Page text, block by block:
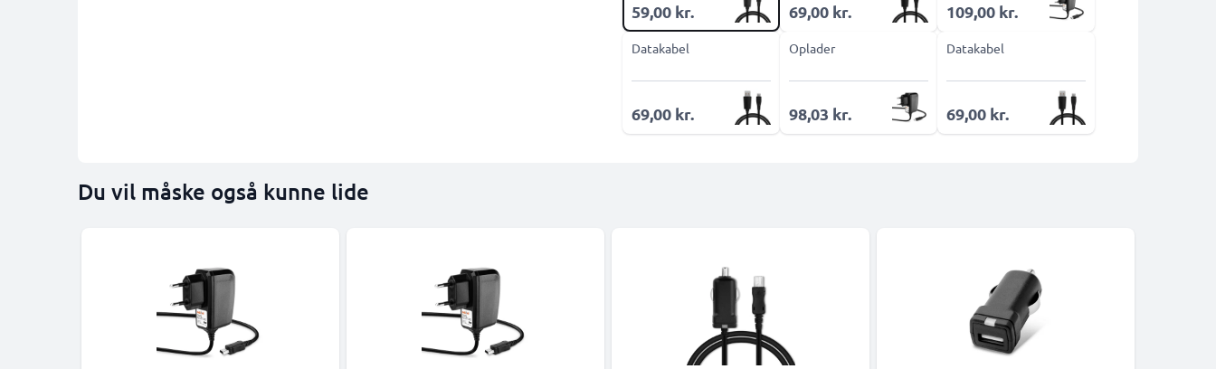
59,00 kr. 69,00 kr. 109,00 kr.
Datakabel
69,00 kr.
Oplader
98,03 kr.
Datakabel
69,00 kr.
Du vil måske også kunne lide